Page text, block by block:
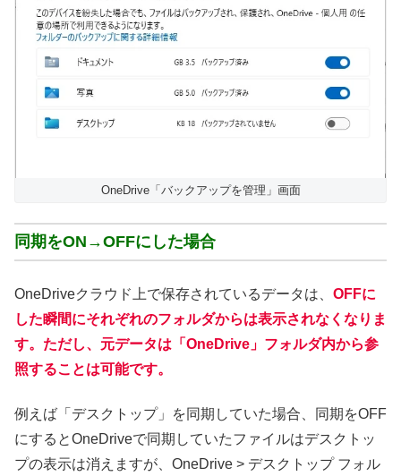
OneDrive「バックアップを管理」画面
同期をON→OFFにした場合
OneDriveクラウド上で保存されているデータは、 OFFに
した瞬間にそれぞれのフォルダからは表示されなくなりま
す。ただし、元データは「OneDrive」フォルダ内から参
照することは可能です。
例えば「デスクトップ」を同期していた場合、同期をOFF
にするとOneDriveで同期していたファイルはデスクトッ
プの表示は消えますが、OneDrive > デスクトップ フォル